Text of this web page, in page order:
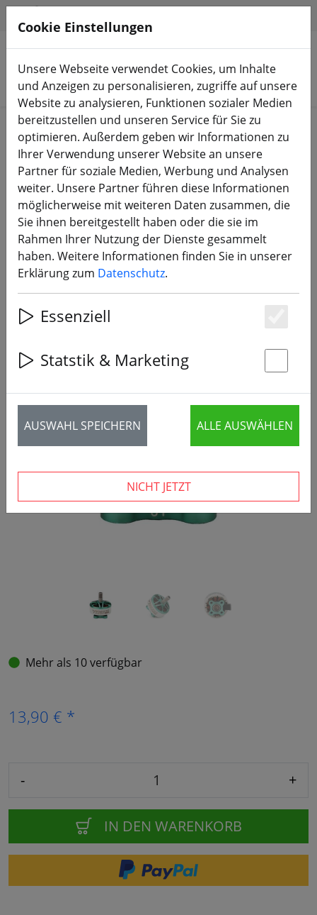
Produkte suchen
Start Bauteile Motoren
T-Motor V2207 V2 1750KV Grün
Weiß FPV Motor
‹ ›
Mehr als 10 verfügbar
13,90 € *
- +
IN DEN WARENKORB
Cookie Einstellungen
Unsere Webseite verwendet Cookies, um Inhalte
und Anzeigen zu personalisieren, zugriffe auf unsere
Website zu analysieren, Funktionen sozialer Medien
bereitzustellen und unseren Service für Sie zu
optimieren. Außerdem geben wir Informationen zu
Ihrer Verwendung unserer Website an unsere
Partner für soziale Medien, Werbung und Analysen
weiter. Unsere Partner führen diese Informationen
möglicherweise mit weiteren Daten zusammen, die
Sie ihnen bereitgestellt haben oder die sie im
Rahmen Ihrer Nutzung der Dienste gesammelt
haben. Weitere Informationen finden Sie in unserer
Erklärung zum Datenschutz.
Essenziell
Statstik & Marketing
AUSWAHL SPEICHERN ALLE AUSWÄHLEN
NICHT JETZT